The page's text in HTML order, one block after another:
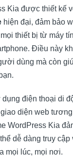
Kia được thiết kế
hiện đại, đảm bảo
thiết bị từ máy
Điều này
dùng mà còn
điện thoại di
diện web
WordPress Kia
dễ dàng truy cập
mọi lúc, mọi nơi.